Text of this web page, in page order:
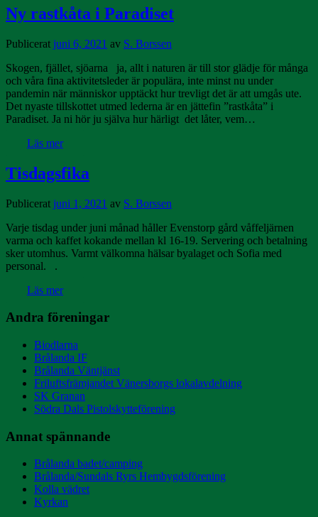
Ny rastkåta i Paradiset
Publicerat juni 6, 2021 av S. Borssen
Skogen, fjället, sjöarna ja, allt i naturen är till stor glädje för många
och våra fina aktivitetsleder är populära, inte minst nu under
pandemin när människor upptäckt hur trevligt det är att umgås ute.
Det nyaste tillskottet utmed lederna är en jättefin ”rastkåta” i
Paradiset. Ja ni hör ju själva hur härligt det låter, vem…
Läs mer
Tisdagsfika
Publicerat juni 1, 2021 av S. Borssen
Varje tisdag under juni månad håller Evenstorp gård våffeljärnen
varma och kaffet kokande mellan kl 16-19. Servering och betalning
sker utomhus. Varmt välkomna hälsar byalaget och Sofia med
personal. .
Läs mer
Andra föreningar
Biodlarna
Brålanda IF
Brålanda Väntjänst
Friluftsfrämjandet Vänersborgs lokalavdelning
SK Granan
Södra Dals Pistolskytteförening
Annat spännande
Brålanda badet/camping
Brålanda/Sundals Ryrs Hembygdsförening
Kolla vädret
Kyrkan